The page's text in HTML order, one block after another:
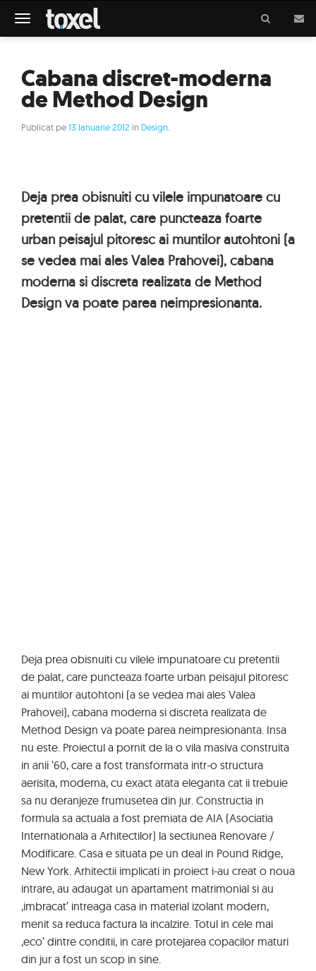
Meniu
Cabana discret-moderna
de Method Design
Publicat pe13 Ianuarie 2012 in Design
Deja prea obisnuiti cu vilele impunatoare cu
pretentii de palat, care puncteaza foarte
urban peisajul pitoresc ai muntilor autohtoni (a
se vedea mai ales Valea Prahovei), cabana
moderna si discreta realizata de Method
Design va poate parea neimpresionanta.
Deja prea obisnuiti cu vilele impunatoare cu pretentii
de palat, care puncteaza foarte urban peisajul pitoresc
ai muntilor autohtoni (a se vedea mai ales Valea
Prahovei), cabana moderna si discreta realizata de
Method Design va poate parea neimpresionanta. Insa
nu este. Proiectul a pornit de la o vila masiva construita
in anii ’60, care a fost transformata intr-o structura
aerisita, moderna, cu exact atata eleganta cat ii trebuie
sa nu deranjeze frumusetea din jur. Constructia in
formula sa actuala a fost premiata de AIA (Asociatia
Internationala a Arhitectilor) la sectiunea Renovare /
Modificare. Casa e situata pe un deal in Pound Ridge,
New York. Arhitectii implicati in proiect i-au creat o noua
intrare, au adaugat un apartament matrimonial si au
‚imbracat’ intreaga casa in material izolant modern,
menit sa reduca factura la incalzire. Totul in cele mai
‚eco’ dintre conditii, in care protejarea copacilor maturi
din jur a fost un scop in sine.